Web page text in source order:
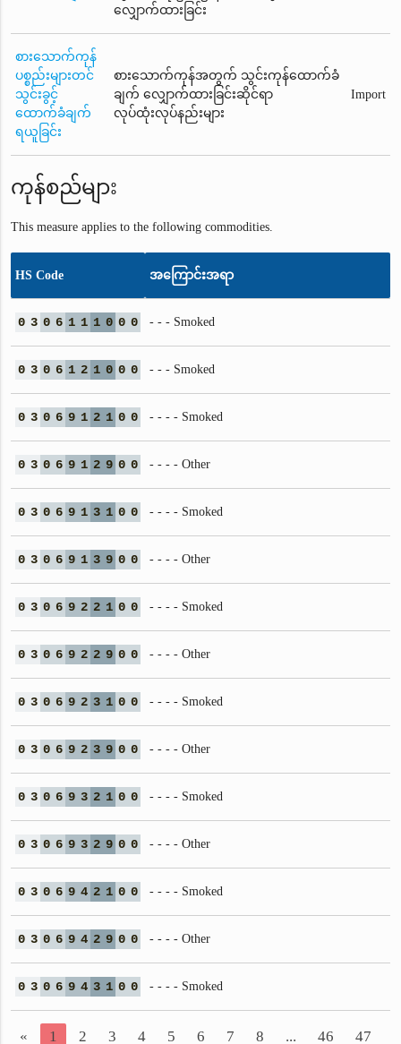
လျှောက်ထားခြင်း
စားသောက်ကုန်
ပစ္စည်းများတင်
သွင်းခွင့်
ထောက်ခံချက်
ရယူခြင်း
စားသောက်ကုန်အတွက် သွင်းကုန်ထောက်ခံ
ချက် လျှောက်ထားခြင်းဆိုင်ရာ
လုပ်ထုံးလုပ်နည်းများ
Import
ကုန်စည်များ
This measure applies to the following commodities.
HS Code အကြောင်းအရာ
0 3 0 6 1 1 1 0 0 0 - - - Smoked
0 3 0 6 1 2 1 0 0 0 - - - Smoked
0 3 0 6 9 1 2 1 0 0 - - - - Smoked
0 3 0 6 9 1 2 9 0 0 - - - - Other
0 3 0 6 9 1 3 1 0 0 - - - - Smoked
0 3 0 6 9 1 3 9 0 0 - - - - Other
0 3 0 6 9 2 2 1 0 0 - - - - Smoked
0 3 0 6 9 2 2 9 0 0 - - - - Other
0 3 0 6 9 2 3 1 0 0 - - - - Smoked
0 3 0 6 9 2 3 9 0 0 - - - - Other
0 3 0 6 9 3 2 1 0 0 - - - - Smoked
0 3 0 6 9 3 2 9 0 0 - - - - Other
0 3 0 6 9 4 2 1 0 0 - - - - Smoked
0 3 0 6 9 4 2 9 0 0 - - - - Other
0 3 0 6 9 4 3 1 0 0 - - - - Smoked
« 1 2 3 4 5 6 7 8 ... 46 47